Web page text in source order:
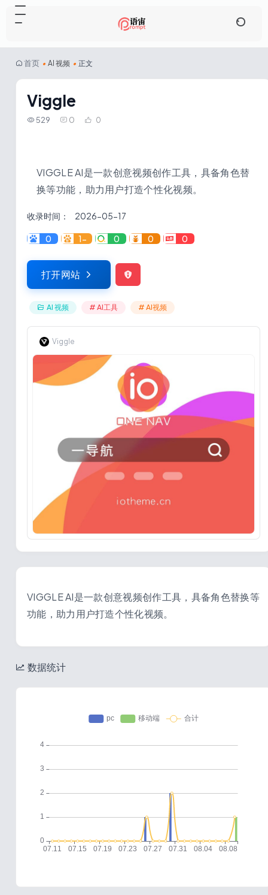
首页 • AI 视频 • 正文
Viggle
529 0 0
VIGGLE AI是一款创意视频创作工具，具备角色替
换等功能，助力用户打造个性化视频。
收录时间： 2026-05-17
0 1- 0 0 0
打开网站
AI 视频 # AI工具 # AI视频
Viggle
VIGGLE AI是一款创意视频创作工具，具备角色替换等
功能，助力用户打造个性化视频。
数据统计